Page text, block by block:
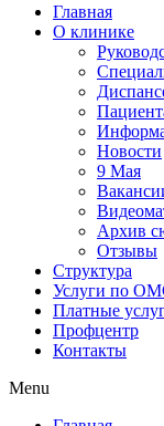
Главная
О клинике
Новости
9 Мая
Архив
Отзывы
Структура
Услуги по
Платные
Профцентр
Контакты
Menu